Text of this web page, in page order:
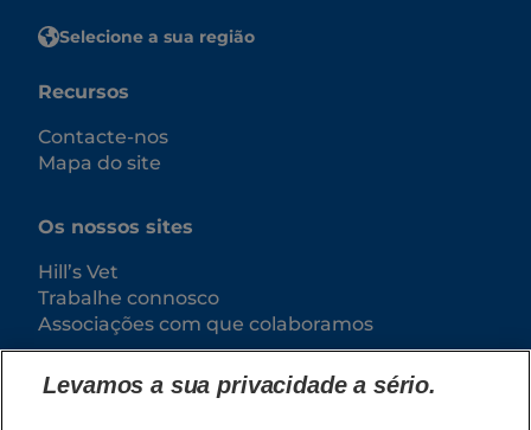
Selecione a sua região
Recursos
Contacte-nos
Mapa do site
Os nossos sites
Hill’s Vet
Trabalhe connosco
Associações com que colaboramos
Levamos a sua privacidade a sério.